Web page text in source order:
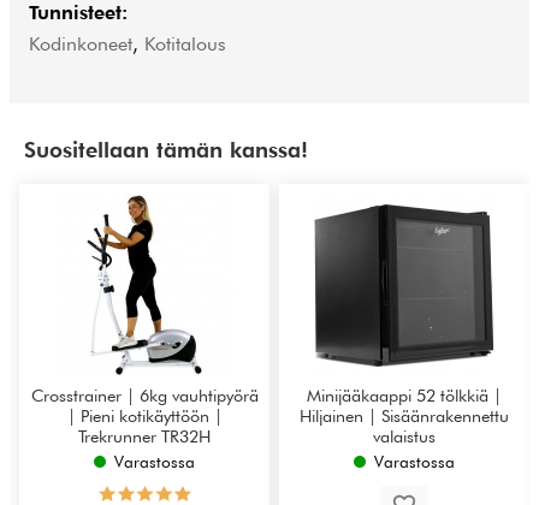
Tunnisteet:
Kodinkoneet, Kotitalous
Suositellaan tämän kanssa!
Crosstrainer | 6kg vauhtipyörä
| Pieni kotikäyttöön |
Trekrunner TR32H
Varastossa
Minijääkaappi 52 tölkkiä |
Hiljainen | Sisäänrakennettu
valaistus
Varastossa